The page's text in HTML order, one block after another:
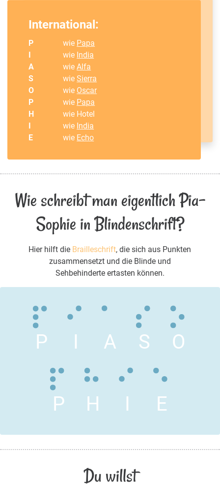
International:
P wie Papa
I
wie India
A
wieAlfa
S
wieSierra
O
wie Oscar
P
wie Papa
H
wie Hotel
I
wie India
E
wie Echo
Wie schreibt man eigentlich Pia-
Sophie in Blindenschrift?
Hier hilft die Brailleschrift, die sich aus Punkten
zusammensetzt und die Blinde und
Sehbehinderte ertasten können.
P I A S O
P H I E
Du willst